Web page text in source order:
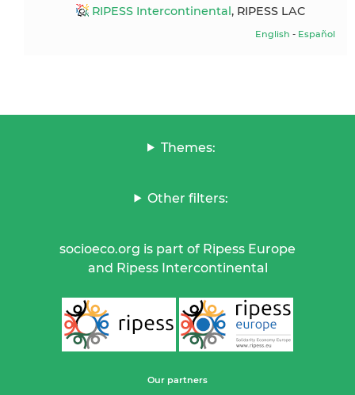
RIPESS Intercontinental, RIPESS LAC
English - Español
Themes:
Other filters:
socioeco.org is part of Ripess Europe
and Ripess Intercontinental
Our partners